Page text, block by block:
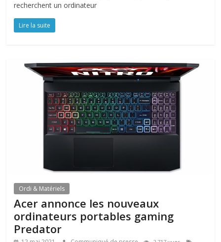
recherchent un ordinateur
Lire la suite
Ordi & Matériels
Acer annonce les nouveaux
ordinateurs portables gaming
Predator